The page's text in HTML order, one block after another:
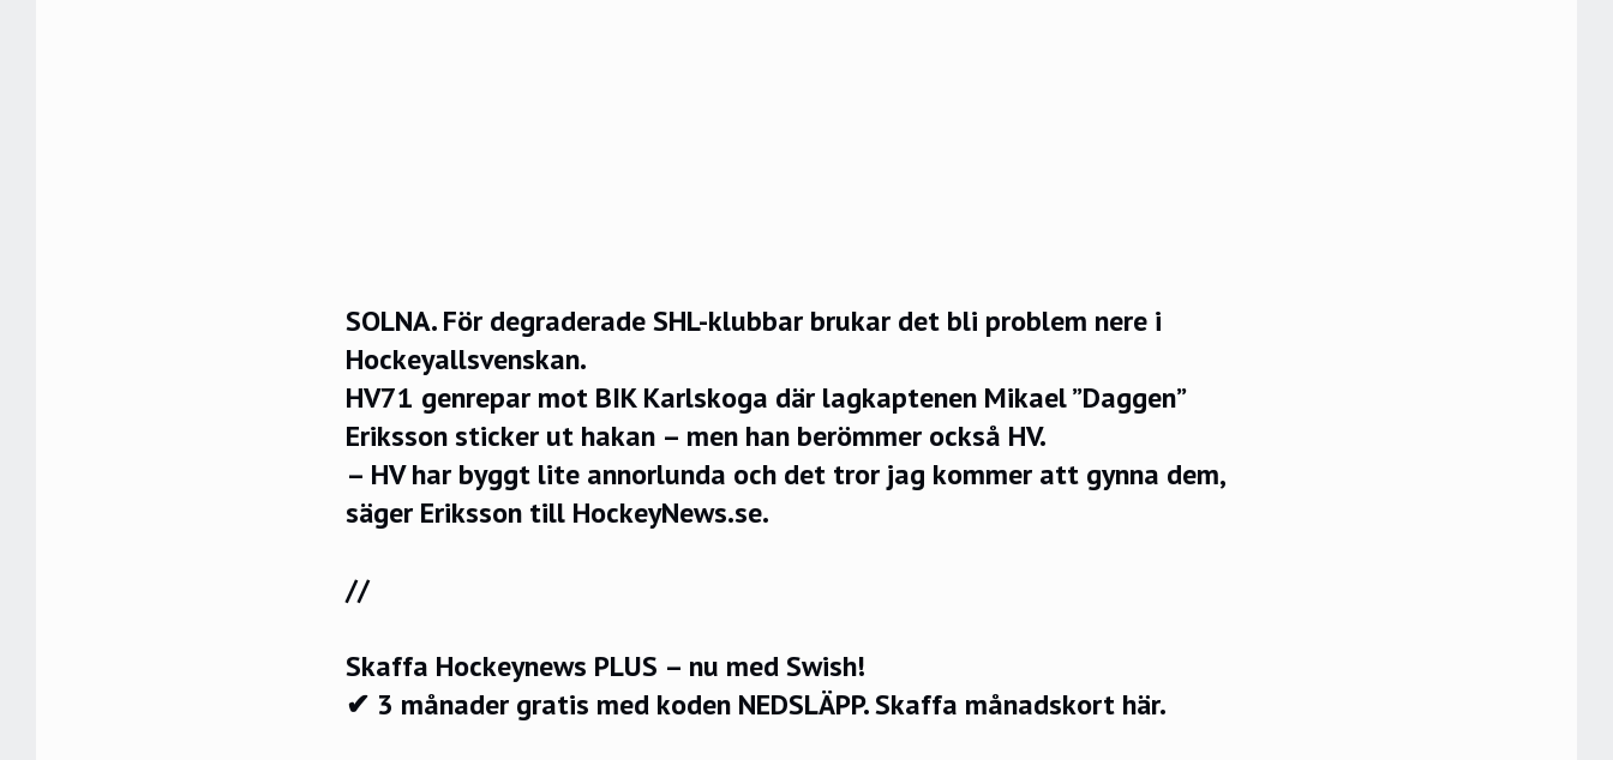
SOLNA. För degraderade SHL-klubbar brukar det bli problem nere i
Hockeyallsvenskan.
HV71 genrepar mot BIK Karlskoga där lagkaptenen Mikael ”Daggen”
Eriksson sticker ut hakan – men han berömmer också HV.
– HV har byggt lite annorlunda och det tror jag kommer att gynna dem,
säger Eriksson till HockeyNews.se.
//
Skaffa Hockeynews PLUS – nu med Swish!
✔ 3 månader gratis med koden NEDSLÄPP.Skaffa månadskort här.